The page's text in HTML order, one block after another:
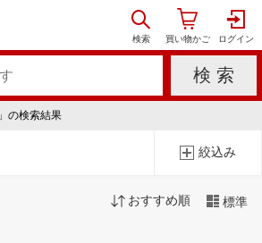
」の検索結果
絞込み
おすすめ順 標準